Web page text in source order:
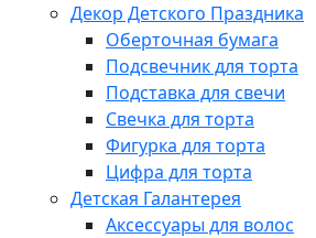
Декор Детского Праздника
Оберточная бумага
Подсвечник для торта
Подставка для свечи
Свечка для торта
Фигурка для торта
Цифра для торта
Детская Галантерея
Аксессуары для волос